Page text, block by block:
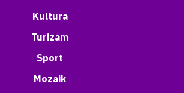
Kultura
Turizam
Sport
Mozaik